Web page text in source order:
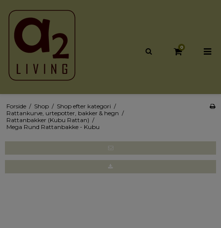
0
Forside / Shop / Shop efter kategori /
Rattankurve, urtepotter, bakker & hegn /
Rattanbakker (Kubu Rattan) /
Mega Rund Rattanbakke - Kubu